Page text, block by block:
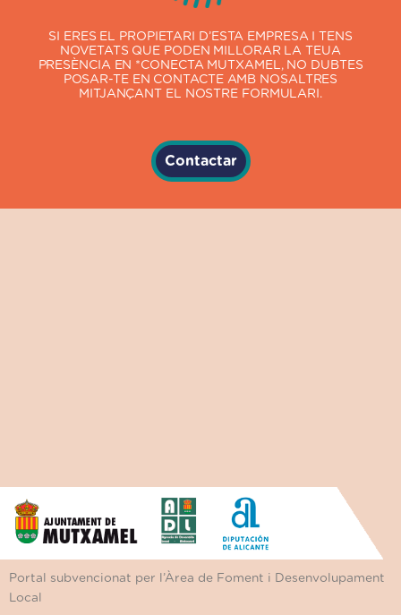
SI ERES EL PROPIETARI D’ESTA EMPRESA I TENS
NOVETATS QUE PODEN MILLORAR LA TEUA
PRESÈNCIA EN *CONECTA MUTXAMEL, NO DUBTES
POSAR-TE EN CONTACTE AMB NOSALTRES
MITJANÇANT EL NOSTRE FORMULARI.
Contactar
Portal subvencionat per l’Àrea de Foment i Desenvolupament
Local